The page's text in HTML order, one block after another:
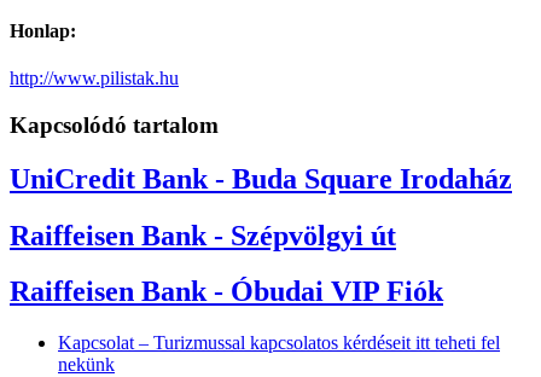
Honlap:
http://www.pilistak.hu
Kapcsolódó tartalom
UniCredit Bank - Buda Square Irodaház
Raiffeisen Bank - Szépvölgyi út
Raiffeisen Bank - Óbudai VIP Fiók
Kapcsolat – Turizmussal kapcsolatos kérdéseit itt teheti fel
nekünk